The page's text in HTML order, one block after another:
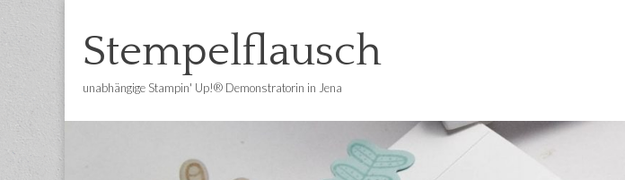
Stempelflausch
unabhängige Stampin' Up!® Demonstratorin in Jena